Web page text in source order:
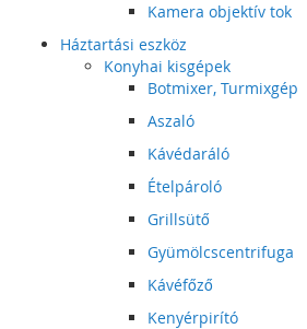
Kamera objektív tok
Háztartási eszköz
Konyhai kisgépek
Botmixer, Turmixgép
Aszaló
Kávédaráló
Ételpároló
Grillsütő
Gyümölcscentrifuga
Kávéfőző
Kenyérpirító